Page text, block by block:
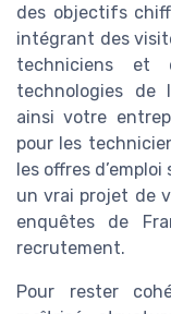
des objectifs
intégrant des
techniciens et
technologies de
ainsi votre
pour les
les offres
un vrai projet de
enquêtes de
recrutement.
Pour rester